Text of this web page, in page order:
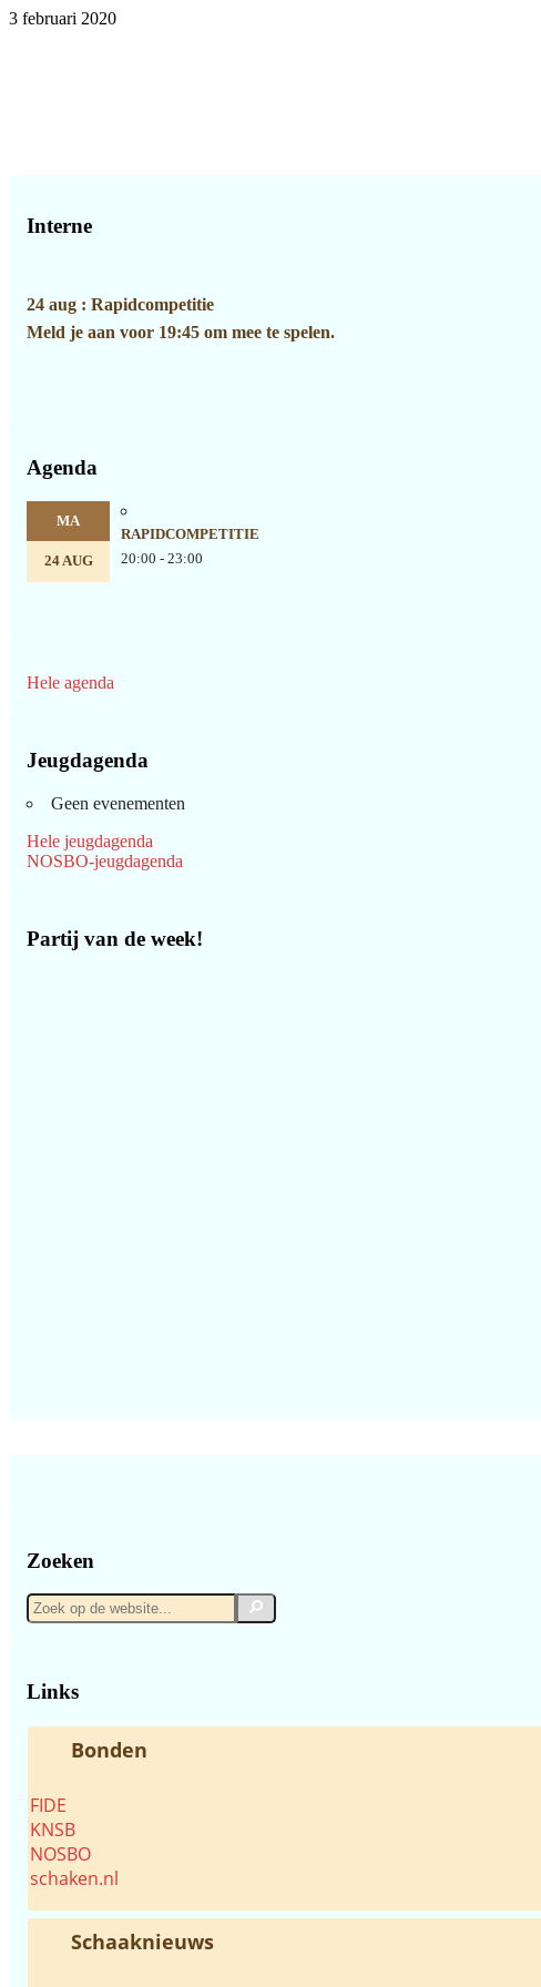
3 februari 2020
Sidebar
Interne
24 aug : Rapidcompetitie
Meld je aan voor 19:45 om mee te spelen.
Agenda
MA
24 AUG
RAPIDCOMPETITIE
20:00 - 23:00
Hele agenda
Jeugdagenda
Geen evenementen
Hele jeugdagenda
NOSBO-jeugdagenda
Partij van de week!
Zoeken
Zoek
op
Zoek
Links
Bonden
FIDE
KNSB
NOSBO
schaken.nl
Schaaknieuws